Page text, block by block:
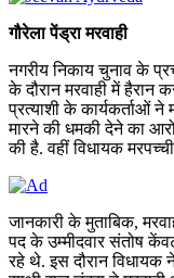
गौरेला पेंड्रा मरवाही
नगरीय निकाय चुनाव के
के दौरान मरवाही में हैरान
प्रत्याशी के कार्यकर्ताओं ने
मारने की धमकी देने का
की है. वहीं विधायक
जानकारी के मुताबिक,
पद के उम्मीदवार संतोष
रहे थे. इस दौरान विधायक